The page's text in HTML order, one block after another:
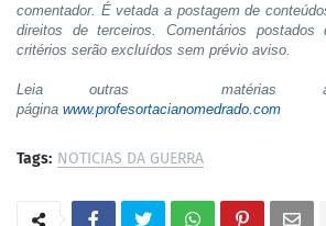
comentador. É vetada a postagem de
direitos de terceiros. Comentários
critérios serão excluídos sem prévio aviso.
Leia outras matérias
página www.profesortacianomedrado.com
Tags: NOTICIAS DA GUERRA